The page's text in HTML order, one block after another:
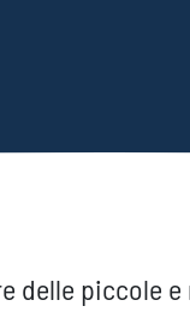
delle piccole e